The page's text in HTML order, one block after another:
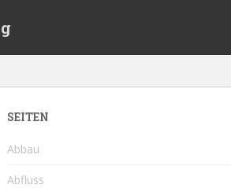
SEITEN
Abbau
Abfluss